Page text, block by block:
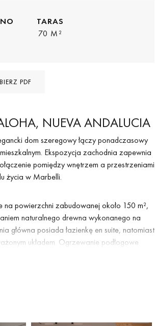
TARAS
70 M²
PDF
NUEVA ANDALUCIA
dom szeregowy łączy ponadczasowy
Ekspozycja zachodnia zapewnia
pomiędzy wnętrzem a przestrzeniami
życia w Marbelli.
powierzchni zabudowanej około 150 m²,
naturalnego drewna wykonanego na
główna posiada łazienkę en suite, natomiast
układem. Ogrzewanie podłogowe
jakości wykończenia oraz stolarka
ugruntowanych części Nueva Andalucía.